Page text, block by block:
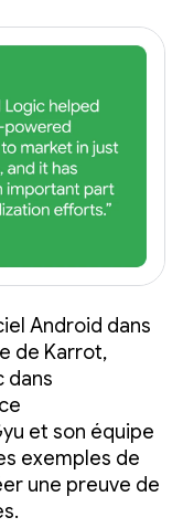
Android dans
de Karrot,
dans
et son équipe
exemples de
une preuve de